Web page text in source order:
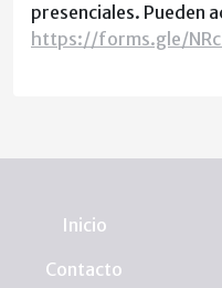
presenciales. Pueden
https://forms.gle/
Inicio
Contacto